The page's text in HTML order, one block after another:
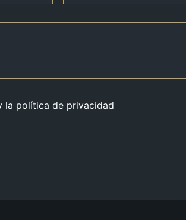
la política de privacidad